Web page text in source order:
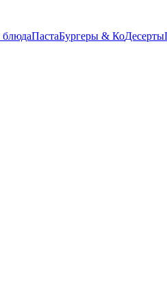
блюдаПастаБургеры & КоДесерты